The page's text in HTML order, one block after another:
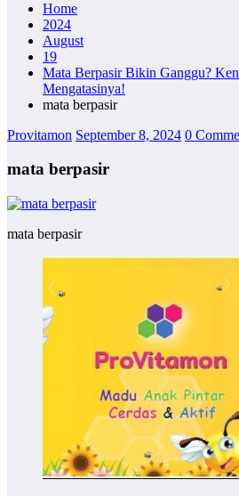
Home
2024
August
19
Mata Berpasir Bikin Ganggu?
Mengatasinya!
mata berpasir
Provitamon September 8, 2024 0
mata berpasir
mata berpasir